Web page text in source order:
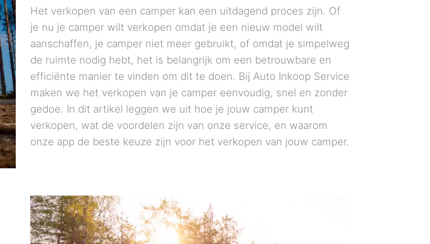
Het verkopen van een camper kan een uitdagend proces zijn. Of
je nu je camper wilt verkopen omdat je een nieuw model wilt
aanschaffen, je camper niet meer gebruikt, of omdat je simpelweg
de ruimte nodig hebt, het is belangrijk om een betrouwbare en
efficiënte manier te vinden om dit te doen. Bij Auto Inkoop Service
maken we het verkopen van je camper eenvoudig, snel en zonder
gedoe. In dit artikel leggen we uit hoe je jouw camper kunt
verkopen, wat de voordelen zijn van onze service, en waarom
onze app de beste keuze zijn voor het verkopen van jouw camper.